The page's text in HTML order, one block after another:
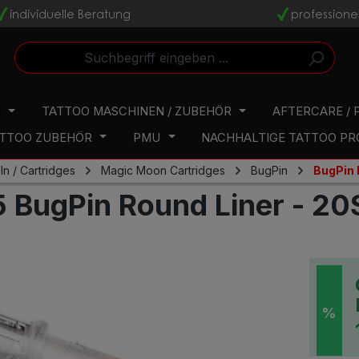
individuelle Beratung v
TATTOO MASCHINEN / ZUBEHÖR AFTERCARE /
ZUBEHÖR PMU NACHHALTIGE TATTOO
/ Cartridges Magic Moon Cartridges BugPin BugPin
Round Liner -
%